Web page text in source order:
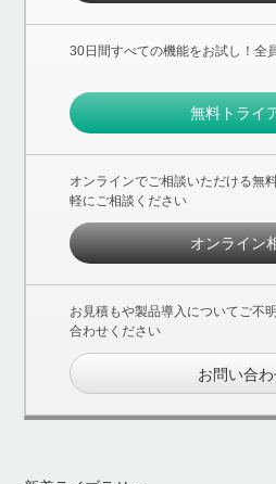
30日間すべての機能をお試し！全
無料トライ
オンラインでご相談いただける無
軽にご相談ください
オンライン
お見積もや製品導入についてご不
合わせください
お問い合